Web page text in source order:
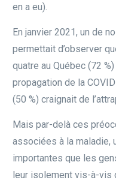
en a eu).
En janvier 2021, un de
permettait d’observer
quatre au Québec (72
propagation de la
(50 %) craignait de
Mais par-delà ces
associées à la maladie,
importantes que les
leur isolement vis-à-vis